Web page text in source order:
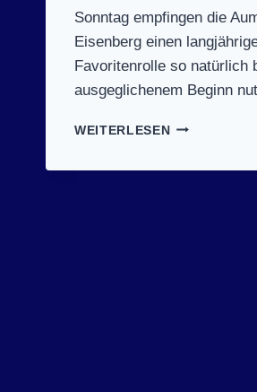
Sonntag empfingen die
Eisenberg einen
Favoritenrolle so natürlich
ausgeglichenem Beginn
WEITERLESENSPIELTAG